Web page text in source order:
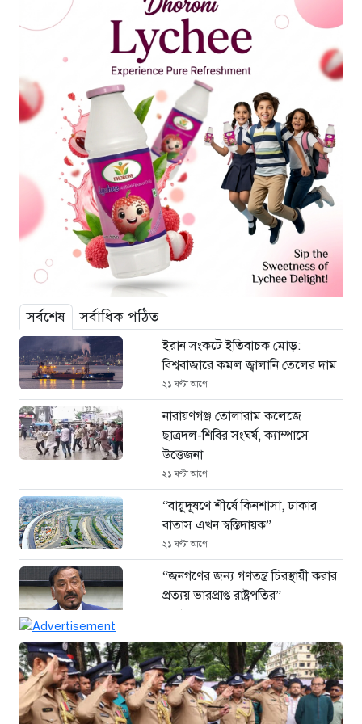
সর্বশেষ সর্বাধিক পঠিত
ইরান সংকটে ইতিবাচক মোড়:
বিশ্ববাজারে কমল জ্বালানি তেলের দাম
২১ ঘণ্টা আগে
নারায়ণগঞ্জ তোলারাম কলেজে
ছাত্রদল-শিবির সংঘর্ষ, ক্যাম্পাসে
উত্তেজনা
২১ ঘণ্টা আগে
“বায়ুদূষণে শীর্ষে কিনশাসা, ঢাকার
বাতাস এখন স্বস্তিদায়ক”
২১ ঘণ্টা আগে
“জনগণের জন্য গণতন্ত্র চিরস্থায়ী করার
প্রত্যয় ভারপ্রাপ্ত রাষ্ট্রপতির”
জুলাই গণঅভ্যুত্থান দিবসে সিএমপির
শ্রদ্ধা: নিউমার্কেটের স্মৃতিস্তম্ভে পুষ্পস্তবক
অর্পণ
২৩ ঘণ্টা আগে